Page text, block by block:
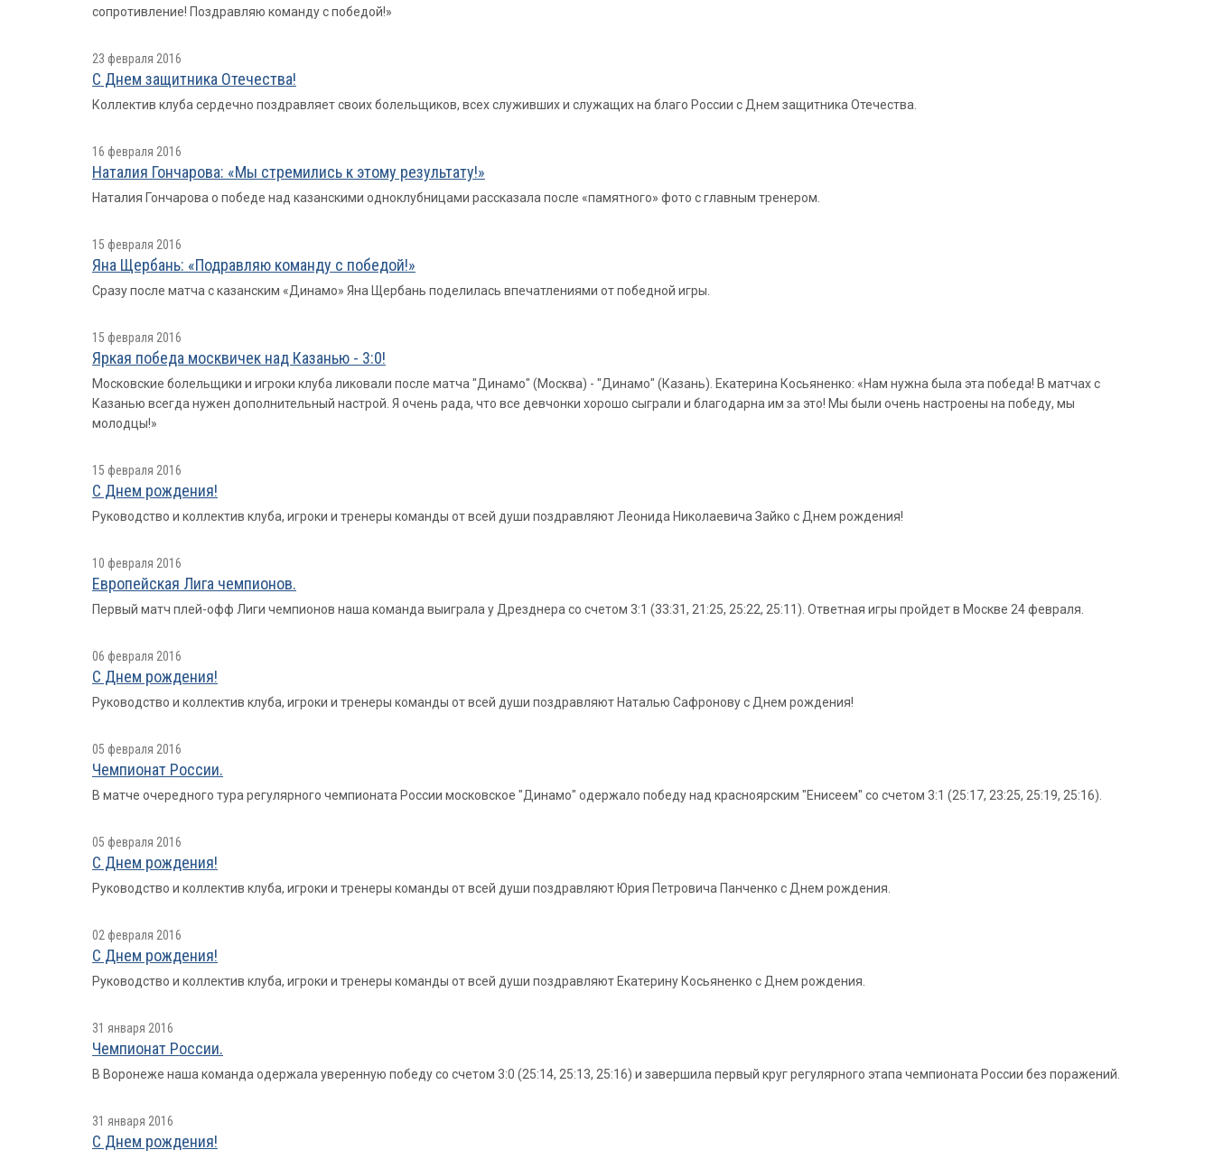
сопротивление! Поздравляю команду с победой!»
23 февраля 2016
С Днем защитника Отечества!
Коллектив клуба сердечно поздравляет своих болельщиков, всех служивших и служащих на благо России с Днем защитника Отечества.
16 февраля 2016
Наталия Гончарова: «Мы стремились к этому результату!»
Наталия Гончарова о победе над казанскими одноклубницами рассказала после «памятного» фото с главным тренером.
15 февраля 2016
Яна Щербань: «Подравляю команду с победой!»
Сразу после матча с казанским «Динамо» Яна Щербань поделилась впечатлениями от победной игры.
15 февраля 2016
Яркая победа москвичек над Казанью - 3:0!
Московские болельщики и игроки клуба ликовали после матча "Динамо" (Москва) - "Динамо" (Казань). Екатерина Косьяненко: «Нам нужна была эта победа! В матчах с
Казанью всегда нужен дополнительный настрой. Я очень рада, что все девчонки хорошо сыграли и благодарна им за это! Мы были очень настроены на победу, мы
молодцы!»
15 февраля 2016
С Днем рождения!
Руководство и коллектив клуба, игроки и тренеры команды от всей души поздравляют Леонида Николаевича Зайко с Днем рождения!
10 февраля 2016
Европейская Лига чемпионов.
Первый матч плей-офф Лиги чемпионов наша команда выиграла у Дрезднера со счетом 3:1 (33:31, 21:25, 25:22, 25:11). Ответная игры пройдет в Москве 24 февраля.
06 февраля 2016
С Днем рождения!
Руководство и коллектив клуба, игроки и тренеры команды от всей души поздравляют Наталью Сафронову с Днем рождения!
05 февраля 2016
Чемпионат России.
В матче очередного тура регулярного чемпионата России московское "Динамо" одержало победу над красноярским "Енисеем" со счетом 3:1 (25:17, 23:25, 25:19, 25:16).
05 февраля 2016
С Днем рождения!
Руководство и коллектив клуба, игроки и тренеры команды от всей души поздравляют Юрия Петровича Панченко с Днем рождения.
02 февраля 2016
С Днем рождения!
Руководство и коллектив клуба, игроки и тренеры команды от всей души поздравляют Екатерину Косьяненко с Днем рождения.
31 января 2016
Чемпионат России.
В Воронеже наша команда одержала уверенную победу со счетом 3:0 (25:14, 25:13, 25:16) и завершила первый круг регулярного этапа чемпионата России без поражений.
31 января 2016
С Днем рождения!